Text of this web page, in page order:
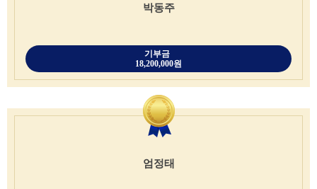
박동주
기부금
18,200,000원
엄정태